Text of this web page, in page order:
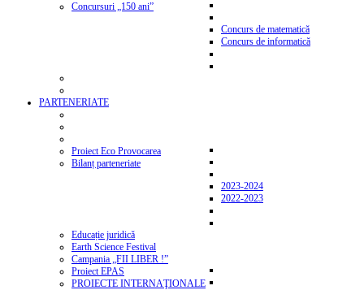
Concursuri „150 ani”
Concurs de matematică
Concurs de informatică
PARTENERIATE
Proiect Eco Provocarea
Bilanț parteneriate
2023-2024
2022-2023
Educație juridică
Earth Science Festival
Campania „FII LIBER !”
Proiect EPAS
PROIECTE INTERNAŢIONALE